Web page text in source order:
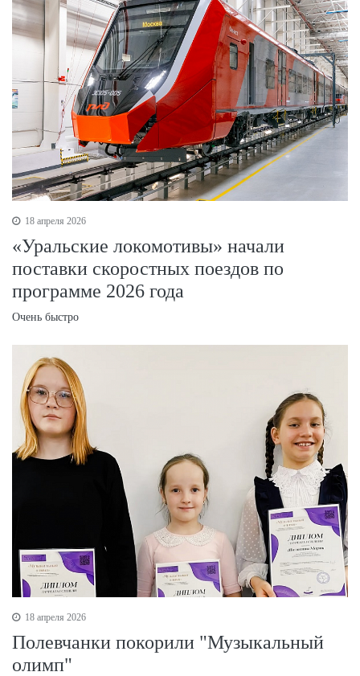
18 апреля 2026
«Уральские локомотивы» начали
поставки скоростных поездов по
программе 2026 года
Очень быстро
18 апреля 2026
Полевчанки покорили "Музыкальный
олимп"